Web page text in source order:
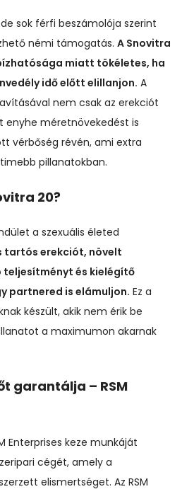
sok férfi beszámolója szerint
némi támogatás. A Snovitra
miatt tökéletes, ha
idő előtt elillanjon. A
nem csak az erekciót
enyhe méretnövekedést is
vérbőség révén, ami extra
pillanatokban.
20?
a szexuális életed
tartós erekciót, növelt
és kielégítő
partnered is elámuljon. Ez a
készült, akik nem érik be
a maximumon akarnak
garantálja – RSM
Enterprises keze munkáját
cégét, amely a
elismertséget. Az RSM